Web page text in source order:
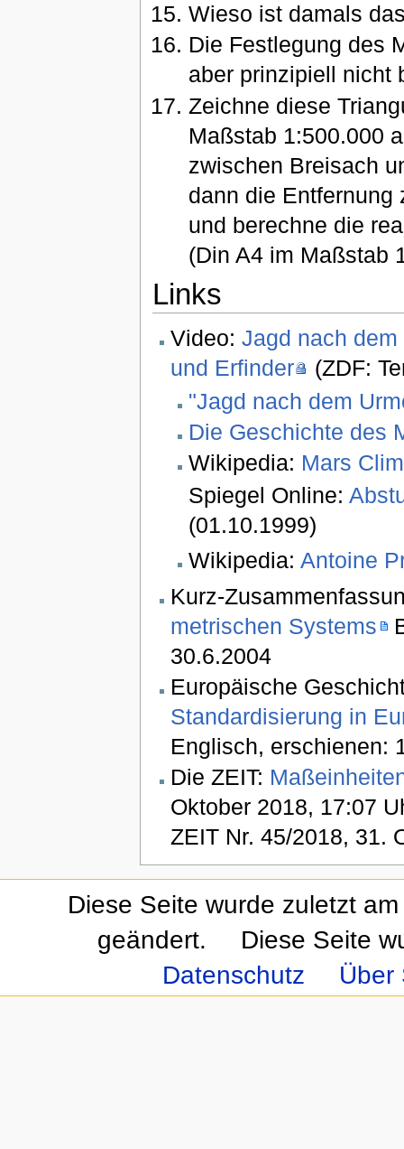
Wieso ist damals
Die Festlegung des
aber prinzipiell nicht
Zeichne diese
Maßstab 1:500.000
zwischen Breisach
dann die Entfernung
und berechne die
(Din A4 im Maßstab
Links
Video: Jagd nach
und Erfinder
(ZDF:
"Jagd nach dem
Die Geschichte des
Wikipedia: Mars
Spiegel Online:
(01.10.1999)
Wikipedia:Antoine
Kurz-
metrischen Systems
30.6.2004
Europäische
Standardisierung in
Englisch, erschienen:
Die ZEIT:
Oktober 2018, 17:07
ZEIT Nr. 45/2018, 31.
Diese Seite wurde zuletzt
geändert.
Diese Seite
Datenschutz
Über